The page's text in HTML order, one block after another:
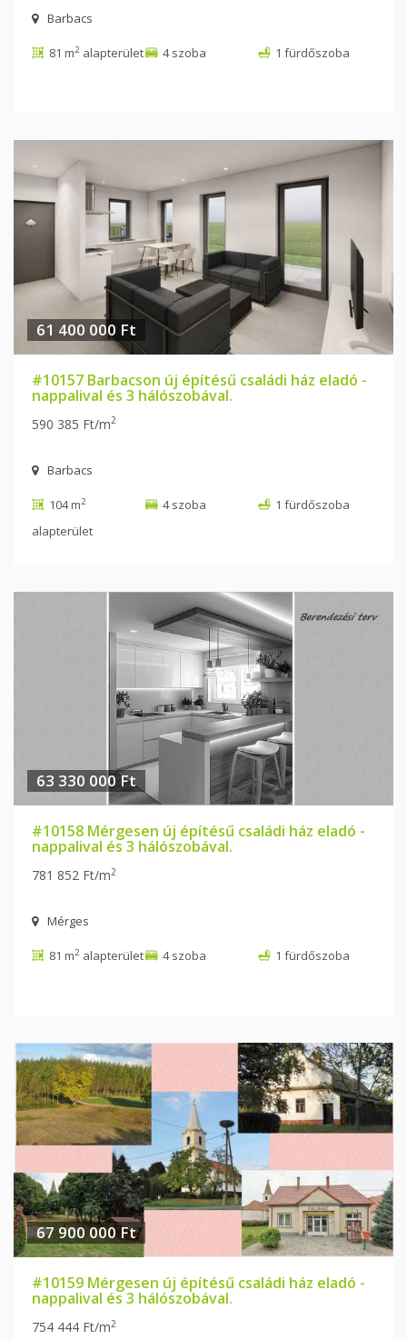
Barbacs
81 m2 alapterület 4 szoba 1 fürdőszoba
61 400 000 Ft
#10157 Barbacson új építésű családi ház eladó -
nappalival és 3 hálószobával.
590 385 Ft/m2
Barbacs
104 m2
alapterület
4 szoba 1 fürdőszoba
63 330 000 Ft
#10158 Mérgesen új építésű családi ház eladó -
nappalival és 3 hálószobával.
781 852 Ft/m2
Mérges
81 m2 alapterület 4 szoba 1 fürdőszoba
67 900 000 Ft
#10159 Mérgesen új építésű családi ház eladó -
nappalival és 3 hálószobával.
754 444 Ft/m2